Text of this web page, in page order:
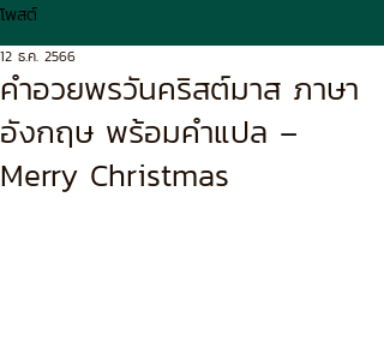
โพสต์
คำอวยพรวันคริสต์มาส ภาษา
อังกฤษ พร้อมคำแปล –
Merry Christmas
12 ธ.ค. 2566